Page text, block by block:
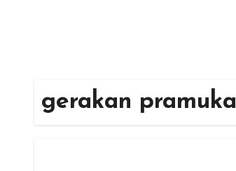
gerakan pramuka